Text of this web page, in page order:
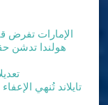
الإمارات تفرض
هولندا تدشن